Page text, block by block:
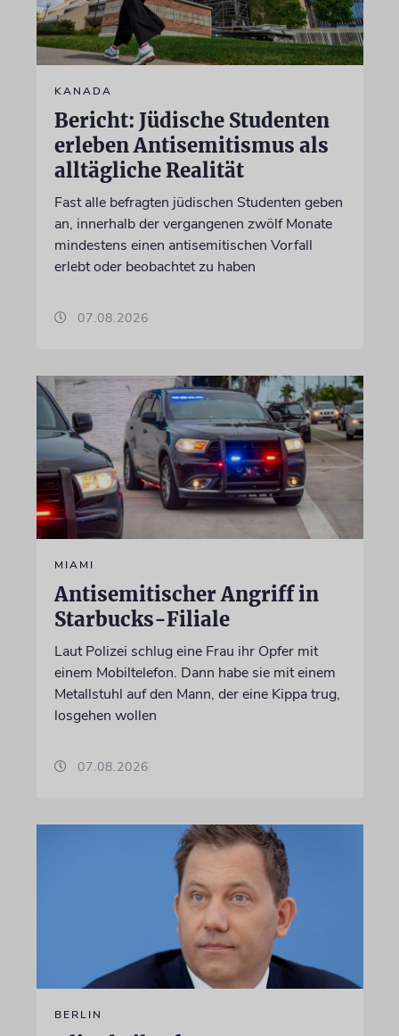
KANADA
Bericht: Jüdische Studenten
erleben Antisemitismus als
alltägliche Realität
Fast alle befragten jüdischen Studenten geben
an, innerhalb der vergangenen zwölf Monate
mindestens einen antisemitischen Vorfall
erlebt oder beobachtet zu haben
07.08.2026
MIAMI
Antisemitischer Angriff in
Starbucks-Filiale
Laut Polizei schlug eine Frau ihr Opfer mit
einem Mobiltelefon. Dann habe sie mit einem
Metallstuhl auf den Mann, der eine Kippa trug,
losgehen wollen
07.08.2026
BERLIN